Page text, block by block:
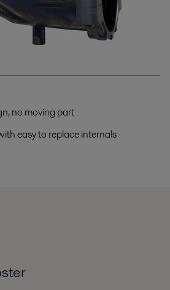
no moving part
easy to replace internals